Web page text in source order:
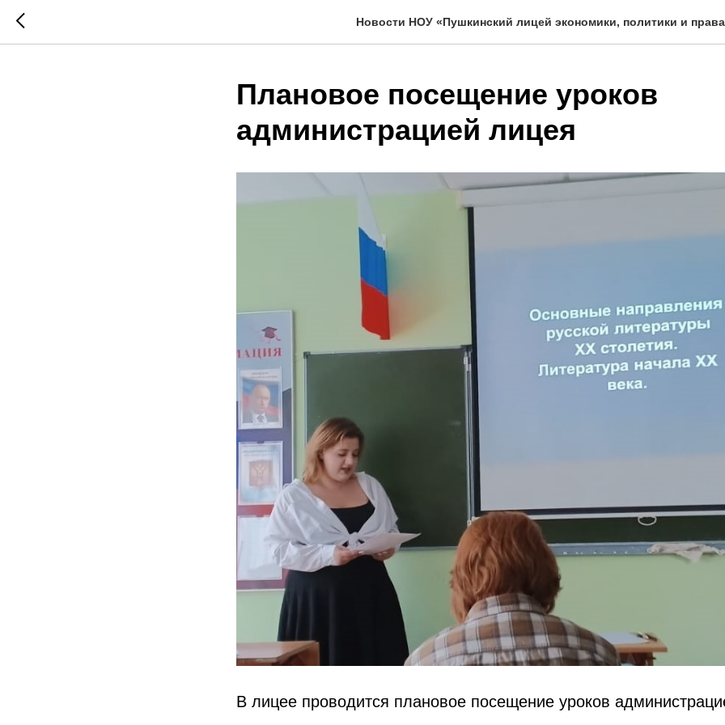
Новости НОУ «Пушкинский лицей экономики, политики и
Плановое посещение уроков
администрацией лицея
В лицее проводится плановое посещение уроков